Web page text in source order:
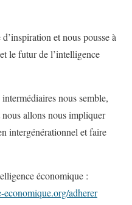
et nous pousse à
le futur de l’intelligence
nous semble,
allons nous impliquer
intergénérationnel et faire
économique :
adherer